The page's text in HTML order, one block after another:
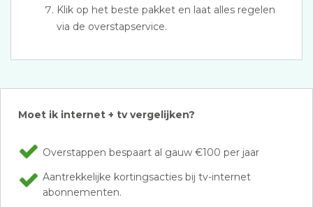
Klik op het beste pakket en laat alles regelen
via de overstapservice.
Moet ik internet + tv vergelijken?
Overstappen bespaart al gauw €100 per jaar
Aantrekkelijke kortingsacties bij tv-internet
abonnementen.